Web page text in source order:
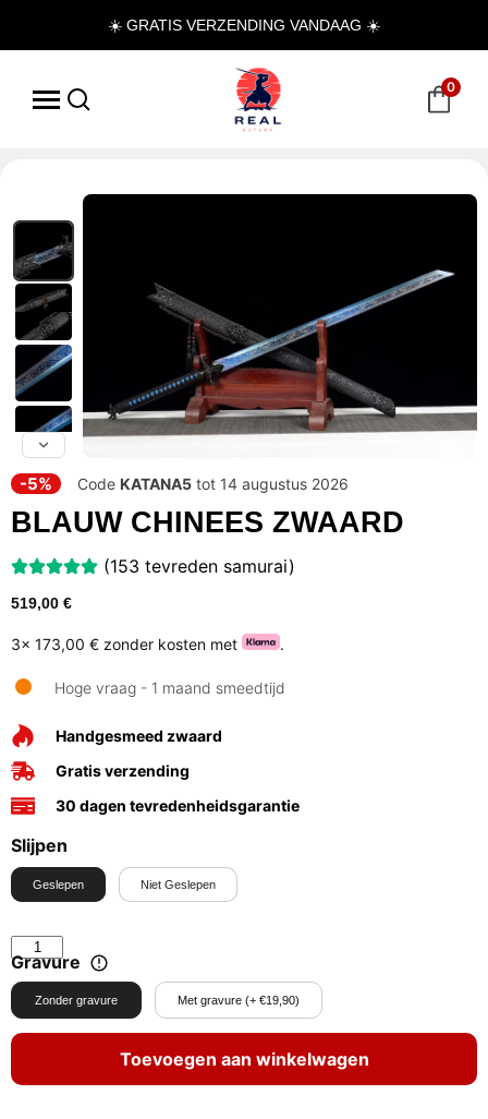
☀️ GRATIS VERZENDING VANDAAG ☀️
0
-5% Code KATANA5 tot 14 augustus 2026
BLAUW CHINEES ZWAARD
(153 tevreden samurai)
519,00 €
3x 173,00 € zonder kosten met .
Hoge vraag - 1 maand smeedtijd
Handgesmeed zwaard
Gratis verzending
30 dagen tevredenheidsgarantie
Slijpen
Geslepen Niet Geslepen
Gravure
Zonder gravure Met gravure (+ €19,90)
Toevoegen aan winkelwagen